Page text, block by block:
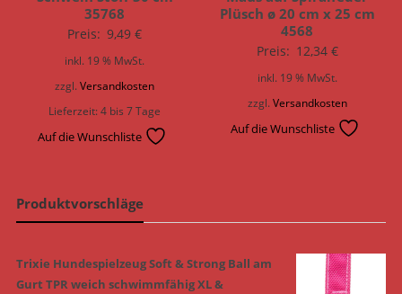
35768
Preis: 9,49€
inkl. 19 % MwSt.
zzgl.Versandkosten
Lieferzeit:4 bis 7 Tage
Auf die Wunschliste
Plüsch ø 20 cm x 25 cm
4568
Preis: 12,34 €
inkl. 19 % MwSt.
zzgl. Versandkosten
Auf die Wunschliste
Produktvorschläge
Trixie Hundespielzeug Soft & Strong Ball am
Gurt TPR weich schwimmfähig XL &